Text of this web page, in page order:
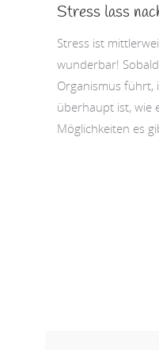
Stress lass
Stress ist
wunderbar!
Organismus führt,
überhaupt ist, wie
Möglichkeiten es